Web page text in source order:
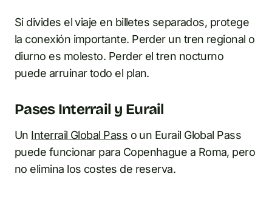
Si divides el viaje en billetes separados, protege
la conexión importante. Perder un tren regional o
diurno es molesto. Perder el tren nocturno
puede arruinar todo el plan.
Pases Interrail y Eurail
Un Interrail Global Pass o un Eurail Global Pass
puede funcionar para Copenhague a Roma, pero
no elimina los costes de reserva.